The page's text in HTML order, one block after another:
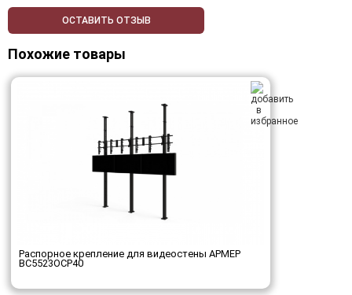
ОСТАВИТЬ ОТЗЫВ
Похожие товары
Распорное крепление для видеостены АРМЕР
ВС5523ОСР40